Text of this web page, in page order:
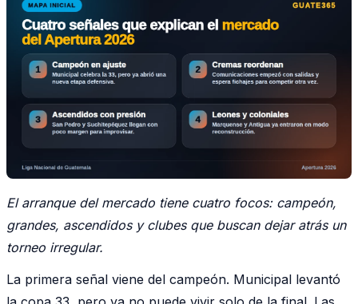
El arranque del mercado tiene cuatro focos: campeón,
grandes, ascendidos y clubes que buscan dejar atrás un
torneo irregular.
La primera señal viene del campeón. Municipal levantó